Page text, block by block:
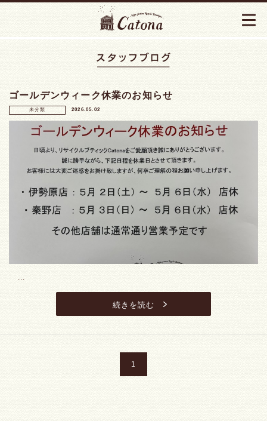
ゴールデンウィーク休業のお知らせ
未分類 2026.05.02
...
続きを読む
1